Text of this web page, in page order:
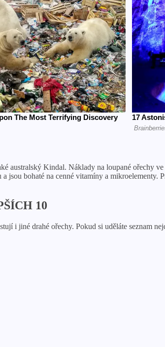
australský Kindal. Náklady na loupané ořechy
bohaté na cenné vitamíny a mikroelementy.
10
i ​​jiné drahé ořechy. Pokud si uděláte seznam